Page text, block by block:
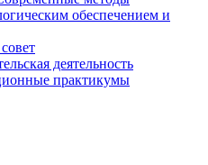
обеспечением и
деятельность
практикумы